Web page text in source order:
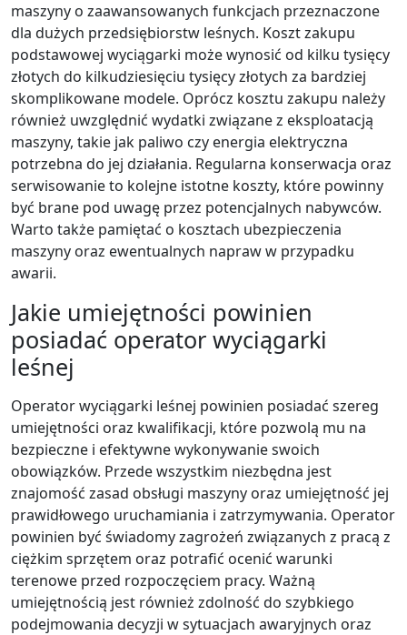
maszyny o zaawansowanych funkcjach przeznaczone
dla dużych przedsiębiorstw leśnych. Koszt zakupu
podstawowej wyciągarki może wynosić od kilku tysięcy
złotych do kilkudziesięciu tysięcy złotych za bardziej
skomplikowane modele. Oprócz kosztu zakupu należy
również uwzględnić wydatki związane z eksploatacją
maszyny, takie jak paliwo czy energia elektryczna
potrzebna do jej działania. Regularna konserwacja oraz
serwisowanie to kolejne istotne koszty, które powinny
być brane pod uwagę przez potencjalnych nabywców.
Warto także pamiętać o kosztach ubezpieczenia
maszyny oraz ewentualnych napraw w przypadku
awarii.
Jakie umiejętności powinien
posiadać operator wyciągarki
leśnej
Operator wyciągarki leśnej powinien posiadać szereg
umiejętności oraz kwalifikacji, które pozwolą mu na
bezpieczne i efektywne wykonywanie swoich
obowiązków. Przede wszystkim niezbędna jest
znajomość zasad obsługi maszyny oraz umiejętność jej
prawidłowego uruchamiania i zatrzymywania. Operator
powinien być świadomy zagrożeń związanych z pracą z
ciężkim sprzętem oraz potrafić ocenić warunki
terenowe przed rozpoczęciem pracy. Ważną
umiejętnością jest również zdolność do szybkiego
podejmowania decyzji w sytuacjach awaryjnych oraz